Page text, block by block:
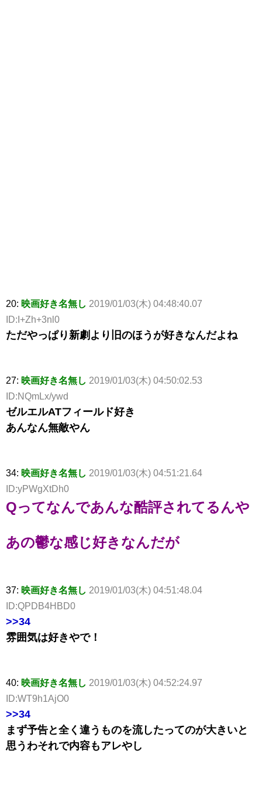
20: 映画好き名無し 2019/01/03(木) 04:48:40.07
ID:I+Zh+3nl0
ただやっぱり新劇より旧のほうが好きなんだよね
27: 映画好き名無し 2019/01/03(木) 04:50:02.53
ID:NQmLx/ywd
ゼルエルATフィールド好き
あんなん無敵やん
34: 映画好き名無し 2019/01/03(木) 04:51:21.64
ID:yPWgXtDh0
Qってなんであんな酷評されてるんや
あの鬱な感じ好きなんだが
37: 映画好き名無し 2019/01/03(木) 04:51:48.04
ID:QPDB4HBD0
>>34
雰囲気は好きやで！
40: 映画好き名無し 2019/01/03(木) 04:52:24.97
ID:WT9h1AjO0
>>34
まず予告と全く違うものを流したってのが大きいと
思うわそれで内容もアレやし